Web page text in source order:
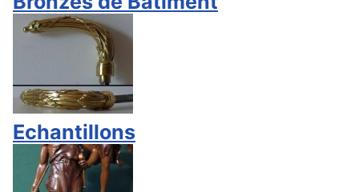
Echantillons